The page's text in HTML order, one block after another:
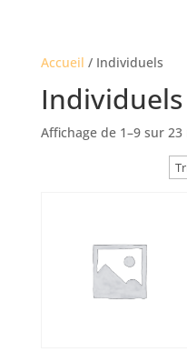
Accueil / Individuels
Individuels
Affichage de 1–9 sur